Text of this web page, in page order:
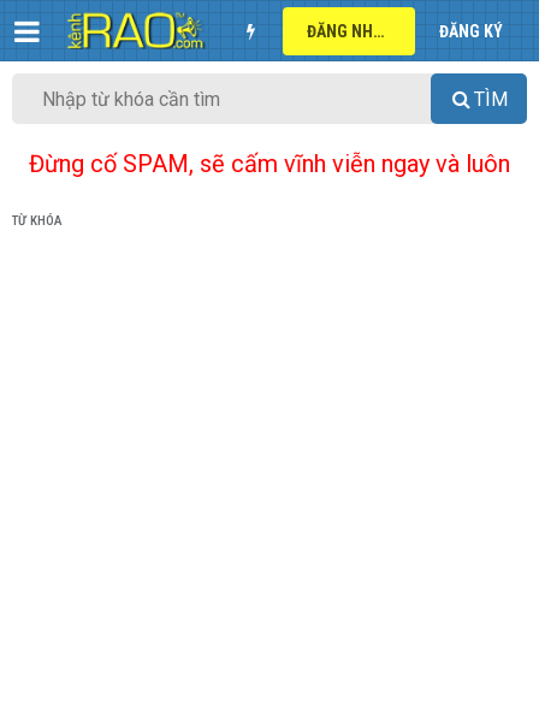
ĐĂNG NHẬP ĐĂNG KÝ
TÌM
Đừng cố SPAM, sẽ cấm vĩnh viễn ngay và luôn
TỪ KHÓA